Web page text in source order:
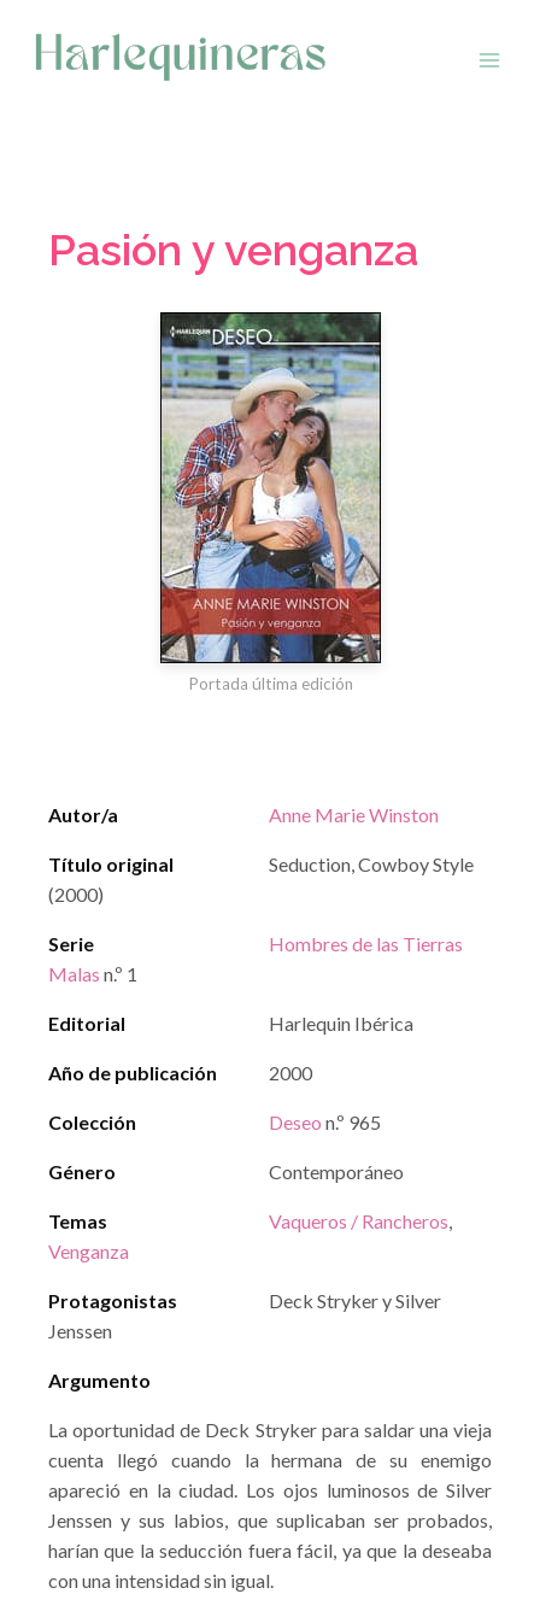
contenido
Pasión y venganza
Autor/a Anne Marie Winston
Título original
Seduction, Cowboy Style
(2000)
Serie
Hombres de las Tierras
Malas n.º 1
Editorial Harlequin Ibérica
Año de publicación 2000
Colección Deseo n.º 965
Género Contemporáneo
Temas Vaqueros / Rancheros,
Venganza
Protagonistas
Deck Stryker y Silver
Jenssen
Argumento
La oportunidad de Deck Stryker para saldar una vieja
cuenta llegó cuando la hermana de su enemigo
apareció en la ciudad. Los ojos luminosos de Silver
Jenssen y sus labios, que suplicaban ser probados,
harían que la seducción fuera fácil, ya que la deseaba
con una intensidad sin igual.
Portada última edición